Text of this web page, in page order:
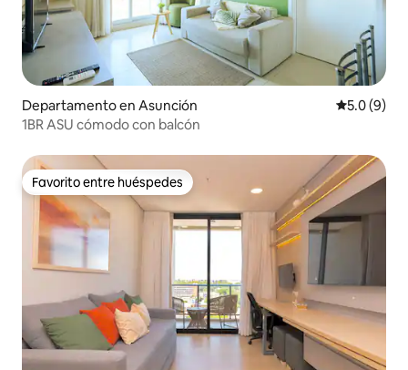
Departamento en Asunción
5.0 (9)
1BR ASU cómodo con balcón
Favorito entre huéspedes
Favorito entre huéspedes